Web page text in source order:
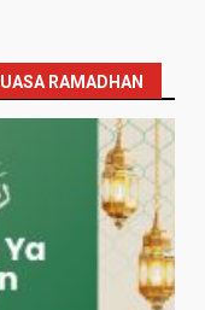
RAMADHAN